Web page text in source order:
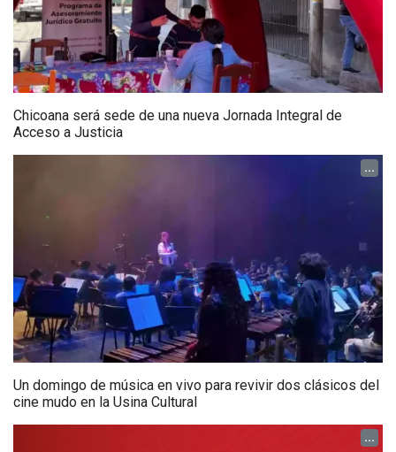
Chicoana será sede de una nueva Jornada Integral de
Acceso a Justicia
...
Un domingo de música en vivo para revivir dos clásicos del
cine mudo en la Usina Cultural
...